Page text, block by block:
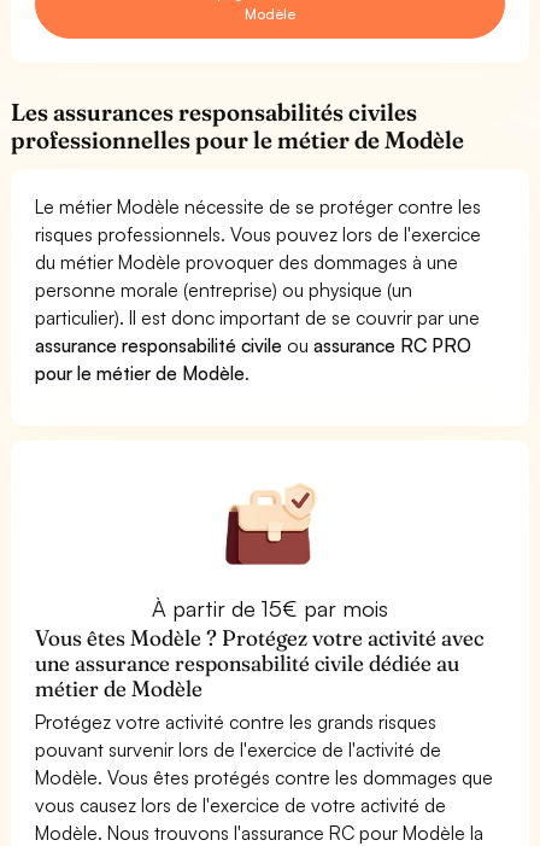
Modèle
Les assurances responsabilités civiles
professionnelles pour le métier de Modèle
Le métier Modèle nécessite de se protéger contre les
risques professionnels. Vous pouvez lors de l'exercice
du métier Modèle provoquer des dommages à une
personne morale (entreprise) ou physique (un
particulier). Il est donc important de se couvrir par une
assurance responsabilité civile ouassurance RC PRO
pour le métier de Modèle.
À partir de 15€ par mois
Vous êtes Modèle ? Protégez votre activité avec
une assurance responsabilité civile dédiée au
métier de Modèle
Protégez votre activité contre les grands risques
pouvant survenir lors de l'exercice de l'activité de
Modèle. Vous êtes protégés contre les dommages que
vous causez lors de l'exercice de votre activité de
Modèle. Nous trouvons l'assurance RC pour Modèle la